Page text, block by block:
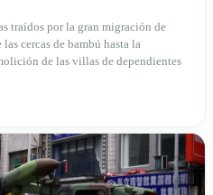
traídos por la gran migración de
cercas de bambú hasta la
de las villas de dependientes